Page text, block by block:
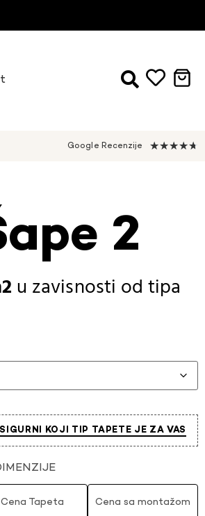
Google Recenzije ★★★★★
2
u zavisnosti od tipa
KOJI TIP TAPETE JE ZA VAS
Cena Tapeta Cena sa montažom